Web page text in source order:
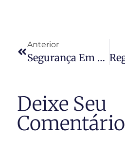
Anterior
Segurança Em Condomínios: Como Se Proteger?
Deixe Seu
Comentário